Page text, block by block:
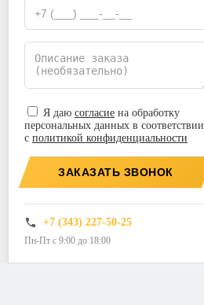
Я даю согласие на обработку
персональных данных в соответствии
с политикой конфиденциальности
ЗАКАЗАТЬ ЗВОНОК
+7 (343) 227-50-25
Пн-Пт с 9:00 до 18:00